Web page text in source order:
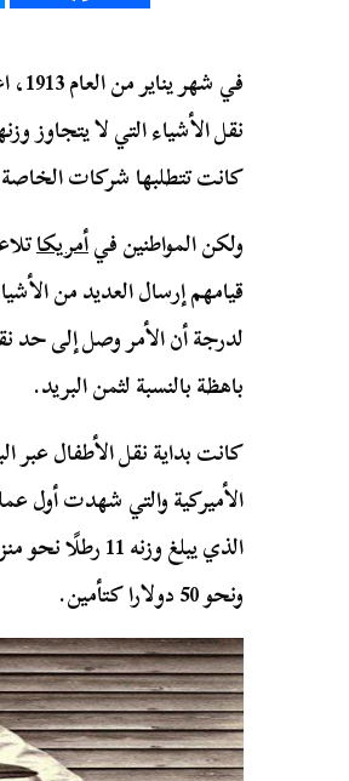
في شهر يناير من العام 1913، اعتمد مركز البريد الأمريكي خدمة الطرود
كانت تتطلبها شركات
ولكن المواطنين فيأمريكا
قيامهم إرسال العديد من
لدرجة أن الأمر وصل إلى حد
باهظة بالنسبة لثمن البريد.
كانت بداية نقل الأطفال عبر
الأميركية والتي شهدت أول
ونحو 50 دولارا كتأمين.